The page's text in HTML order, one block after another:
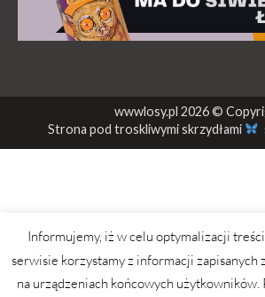
wwwlosy.pl 2026 ©
Strona pod troskliwymi skrzydłami
Informujemy, iż w celu optymalizacji
serwisie korzystamy z informacji zapisanych
na urządzeniach końcowych